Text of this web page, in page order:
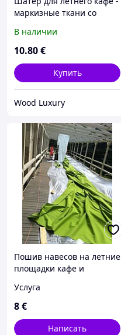
маркизные ткани со
изготовление тентов для
шатров и беседок
В наличии
10.80€
Купить
Wood Luxury
Пошив навесов на летние
площадки кафе и
сложности.
Услуга
8€
Написать